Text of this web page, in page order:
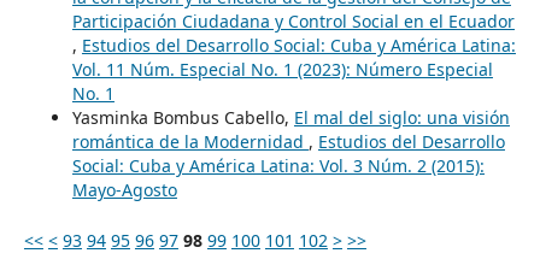
Participación Ciudadana y Control Social en el Ecuador
, Estudios del Desarrollo Social: Cuba y América Latina:
Vol. 11 Núm. Especial No. 1 (2023): Número Especial
No. 1
Yasminka Bombus Cabello, El mal del siglo: una visión
romántica de la Modernidad , Estudios del Desarrollo
Social: Cuba y América Latina: Vol. 3 Núm. 2 (2015):
Mayo-Agosto
<< < 93 94 95 96 97 98 99 100 101 102 > >>